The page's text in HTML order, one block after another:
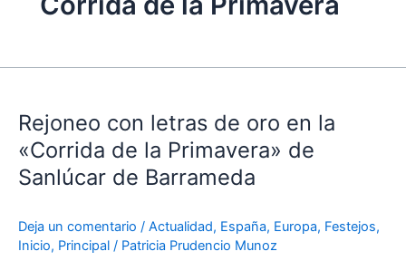
Rejoneo con letras de oro en la
«Corrida de la Primavera» de
Sanlúcar de Barrameda
Deja un comentario / Actualidad, España, Europa, Festejos,
Inicio, Principal / Patricia Prudencio Munoz
letras
de
oro
en
«Corrida
de